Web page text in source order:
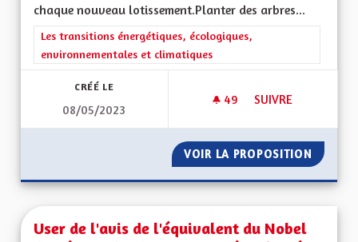
chaque nouveau lotissement.Planter des arbres...
Filtrer les résultats de la catégorie : Les transitions
Les transitions énergétiques, écologiques,
environnementales et climatiques
CRÉÉ LE
08/05/2023
49 49 ABONNÉS
SUIVRE
VOIR LA PROPOSITION
User de l'avis de l'équivalent du Nobel